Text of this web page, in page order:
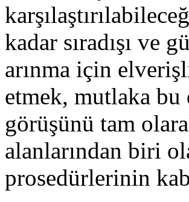
kadar sıradışı ve
arınma için
etmek, mutlaka
görüşünü tam
alanlarından biri
prosedürlerinin